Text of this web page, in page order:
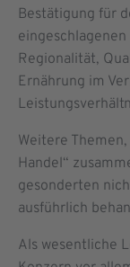
Bestätigung für
Regionalität,
Ernährung im
Weitere
Handel“
gesonderten
ausführlich
Als wesentliche